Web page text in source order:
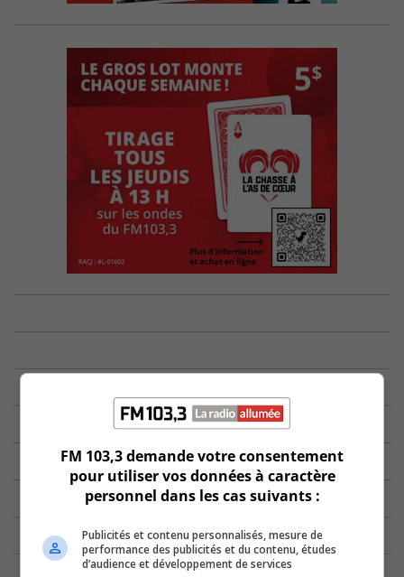
FM 103,3 demande votre consentement
pour utiliser vos données à caractère
personnel dans les cas suivants :
Publicités et contenu personnalisés, mesure de
performance des publicités et du contenu, études
d’audience et développement de services